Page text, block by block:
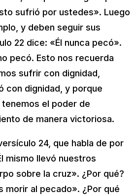
sufrió por ustedes». Luego
y deben seguir sus
22 dice: «Él nunca pecó».
pecó. Esto nos recuerda
sufrir con dignidad,
con dignidad, y porque
el poder de
de manera victoriosa.
24, que habla de por
mismo llevó nuestros
sobre la cruz». ¿Por qué?
morir al pecado». ¿Por qué